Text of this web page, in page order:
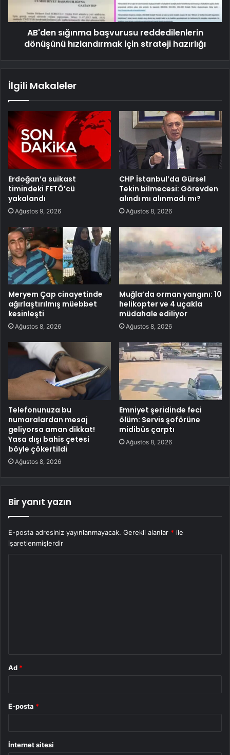
AB'den sığınma başvurusu reddedilenlerin
dönüşünü hızlandırmak için strateji hazırlığı
İlgili Makaleler
Erdoğan’a suikast
timindeki FETÖ’cü
yakalandı
Ağustos 9, 2026
CHP İstanbul’da Gürsel
Tekin bilmecesi: Görevden
alındı mı alınmadı mı?
Ağustos 8, 2026
Meryem Çap cinayetinde
ağırlaştırılmış müebbet
kesinleşti
Ağustos 8, 2026
Muğla’da orman yangını: 10
helikopter ve 4 uçakla
müdahale ediliyor
Ağustos 8, 2026
Telefonunuza bu
numaralardan mesaj
geliyorsa aman dikkat!
Yasa dışı bahis çetesi
böyle çökertildi
Ağustos 8, 2026
Emniyet şeridinde feci
ölüm: Servis şoförüne
midibüs çarptı
Ağustos 8, 2026
Bir yanıt yazın
E-posta adresiniz yayınlanmayacak. Gerekli alanlar * ile
işaretlenmişlerdir
Ad *
E-posta *
İnternet sitesi